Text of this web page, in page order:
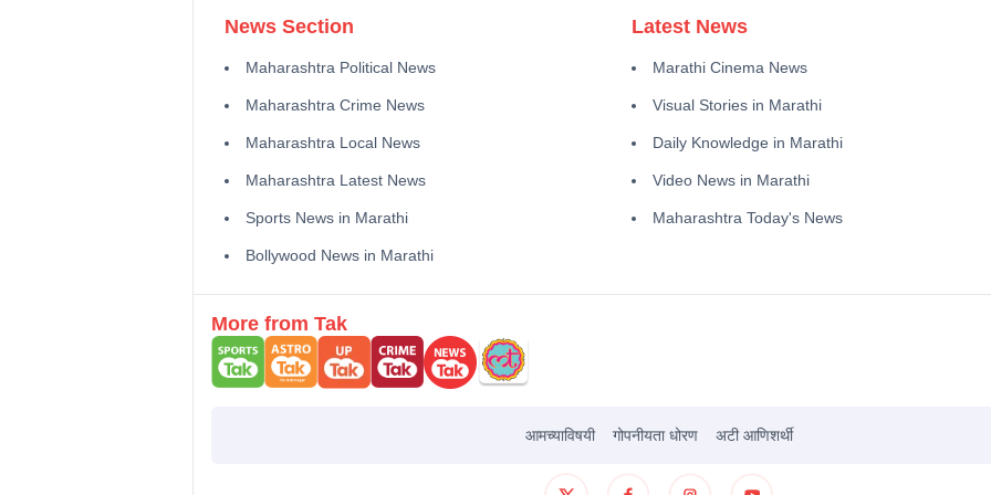
News Section
Maharashtra Political News
Maharashtra Crime News
Maharashtra Local News
Maharashtra Latest News
Sports News in Marathi
Bollywood News in Marathi
Latest News
Marathi Cinema News
Visual Stories in Marathi
Daily Knowledge in Marathi
Video News in Marathi
Maharashtra Today's News
More from Tak
आमच्याविषयी गोपनीयता धोरण अटी आणिशर्थी